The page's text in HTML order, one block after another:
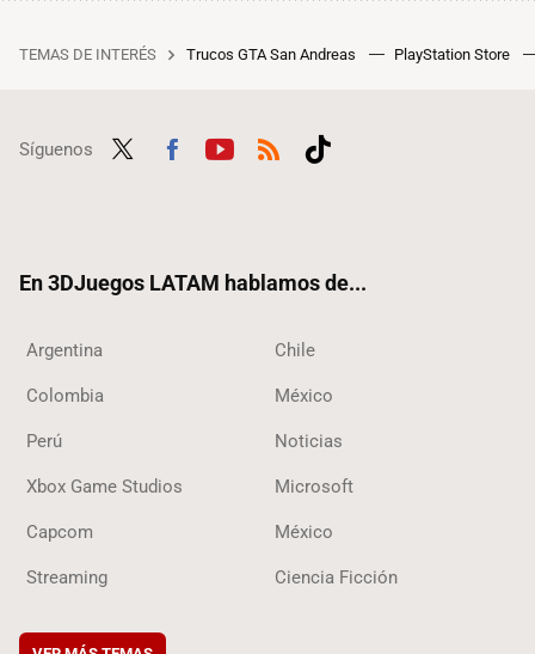
TEMAS DE INTERÉS Trucos GTA San Andreas PlayStation Store
Síguenos
En 3DJuegos LATAM hablamos de...
Argentina Chile
Colombia México
Perú Noticias
Xbox Game Studios Microsoft
Capcom México
Streaming Ciencia Ficción